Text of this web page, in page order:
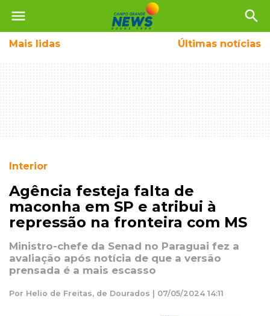
menu search
Mais lidas Últimas notícias
Interior
Agência festeja falta de
maconha em SP e atribui à
repressão na fronteira com MS
Ministro-chefe da Senad no Paraguai fez a
avaliação após notícia de que a versão
prensada é a mais escasso
Por Helio de Freitas, de Dourados | 07/05/2024 14:11